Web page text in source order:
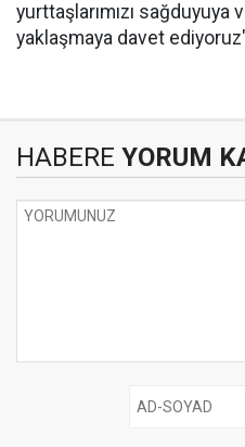
yurttaşlarımızı sağduyuya
yaklaşmaya davet
HABERE YORUM